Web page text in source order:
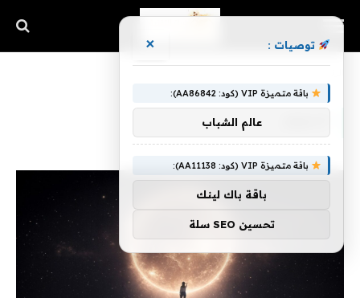
توصيات : ×
باقة متميزة VIP (كود: AA86842):
عالم الشباب
باقة متميزة VIP (كود: AA11138):
باقة باك لينك
تحسين SEO سلة